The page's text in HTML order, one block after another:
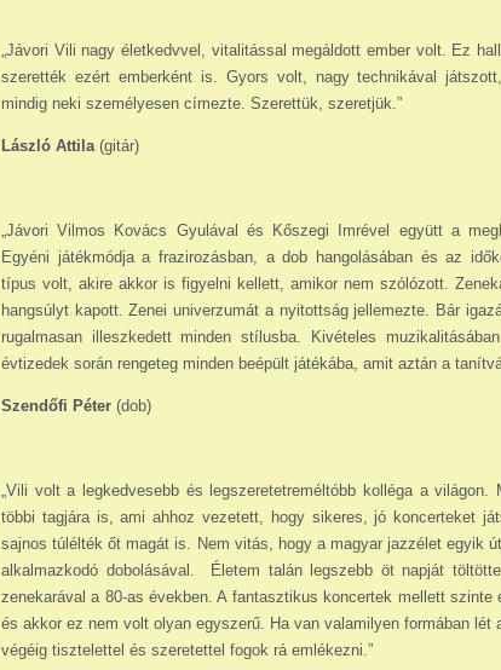
„Jávori Vili nagy életkedvvel, vitalitással megáldott ember volt. Ez
szerették ezért emberként is. Gyors volt, nagy technikával
mindig neki személyesen címezte. Szerettük, szeretjük.”
László Attila (gitár)
„Jávori Vilmos Kovács Gyulával és Kőszegi Imrével együtt a
Egyéni játékmódja a frazirozásban, a dob hangolásában és az
típus volt, akire akkor is figyelni kellett, amikor nem szólózott.
hangsúlyt kapott. Zenei univerzumát a nyitottság jellemezte. Bár
rugalmasan illeszkedett minden stílusba. Kivételes
évtizedek során rengeteg minden beépült játékába, amit aztán a
Szendőfi Péter (dob)
„Vili volt a legkedvesebb és legszeretetreméltóbb kolléga a
többi tagjára is, ami ahhoz vezetett, hogy sikeres, jó koncerteket
sajnos túlélték őt magát is. Nem vitás, hogy a magyar jazzélet egyik
alkalmazkodó do­bo­lásával. Életem talán legszebb öt napját
zenekarával a 80-as években. A fantasztikus koncertek mellett
és akkor ez nem volt olyan egyszerű. Ha van valamilyen formában
végéig tisztelettel és szeretettel fogok rá emlékezni.”